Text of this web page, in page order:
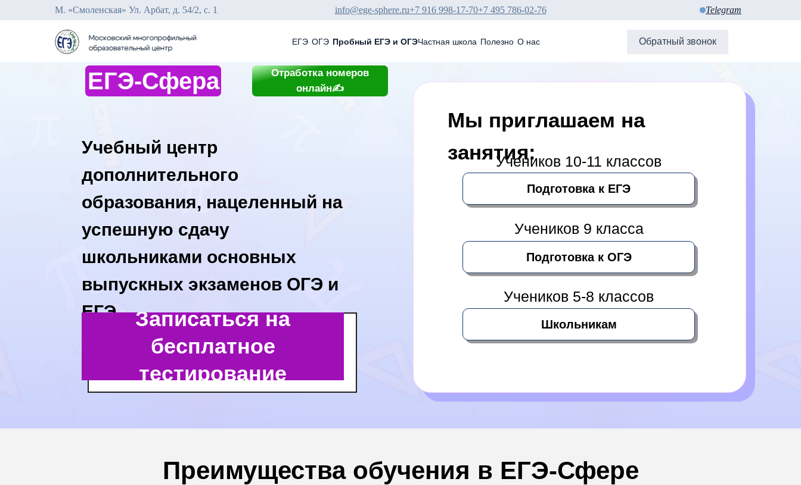
М. «Смоленская» Ул. Арбат, д. 54/2, с. 1 info@ege-sphere.ru+7 916 998-17-70+7 495 786-02-76 Telegram
ЕГЭ ОГЭ Пробный ЕГЭ и ОГЭЧастная школа Полезно О нас Обратный звонок
Телефон для записи+7(495)786-02-76с 10.00 до 22.00 без
выходных
Учебный центр
дополнительного
образования, нацеленный на
успешную сдачу
школьниками основных
выпускных экзаменов ОГЭ и
ЕГЭ.
Мы приглашаем на
занятия:Учеников 10-11 классов
Подготовка к ЕГЭ
Учеников 9 класса
Подготовка к ОГЭ
Учеников 5-8 классов
Школьникам
ЕГЭ-Сфера
Записаться на
бесплатное
тестирование
Отработка номеров
онлайн✍
Преимущества обучения в ЕГЭ-Сфере